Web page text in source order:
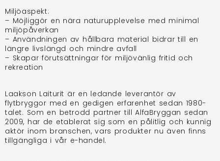
Miljöaspekt:
– Möjliggör en nära naturupplevelse med minimal
miljöpåverkan
– Användningen av hållbara material bidrar till en
längre livslängd och mindre avfall
– Skapar förutsättningar för miljövänlig fritid och
rekreation
Laakson Laiturit är en ledande leverantör av
flytbryggor med en gedigen erfarenhet sedan 1980-
talet. Som en betrodd partner till AlfaBryggan sedan
2009, har de etablerat sig som en pålitlig och kunnig
aktör inom branschen, vars produkter nu även finns
tillgängliga i vår e-handel.